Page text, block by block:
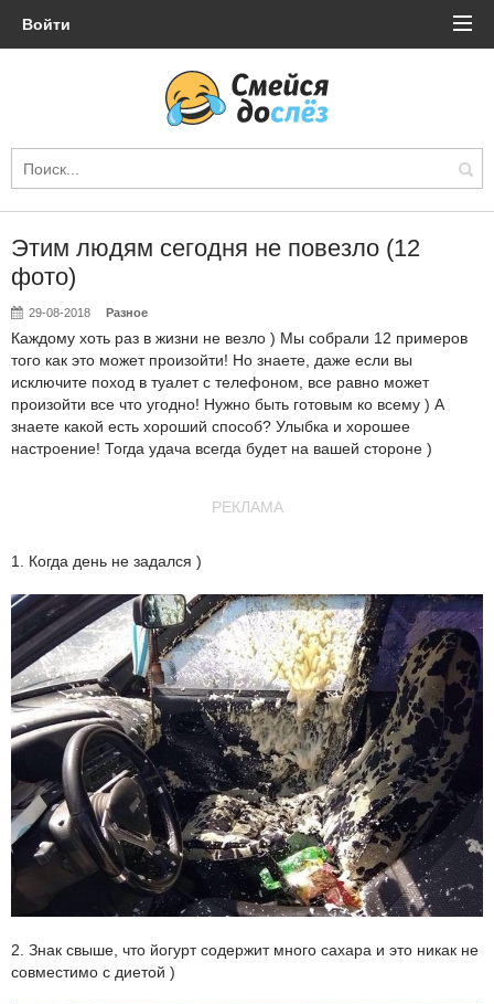
Войти
Этим людям сегодня не повезло (12
фото)
29-08-2018 Разное
Каждому хоть раз в жизни не везло ) Мы собрали 12 примеров
того как это может произойти! Но знаете, даже если вы
исключите поход в туалет с телефоном, все равно может
произойти все что угодно! Нужно быть готовым ко всему ) А
знаете какой есть хороший способ? Улыбка и хорошее
настроение! Тогда удача всегда будет на вашей стороне )
РЕКЛАМА
1. Когда день не задался )
2. Знак свыше, что йогурт содержит много сахара и это никак не
совместимо с диетой )